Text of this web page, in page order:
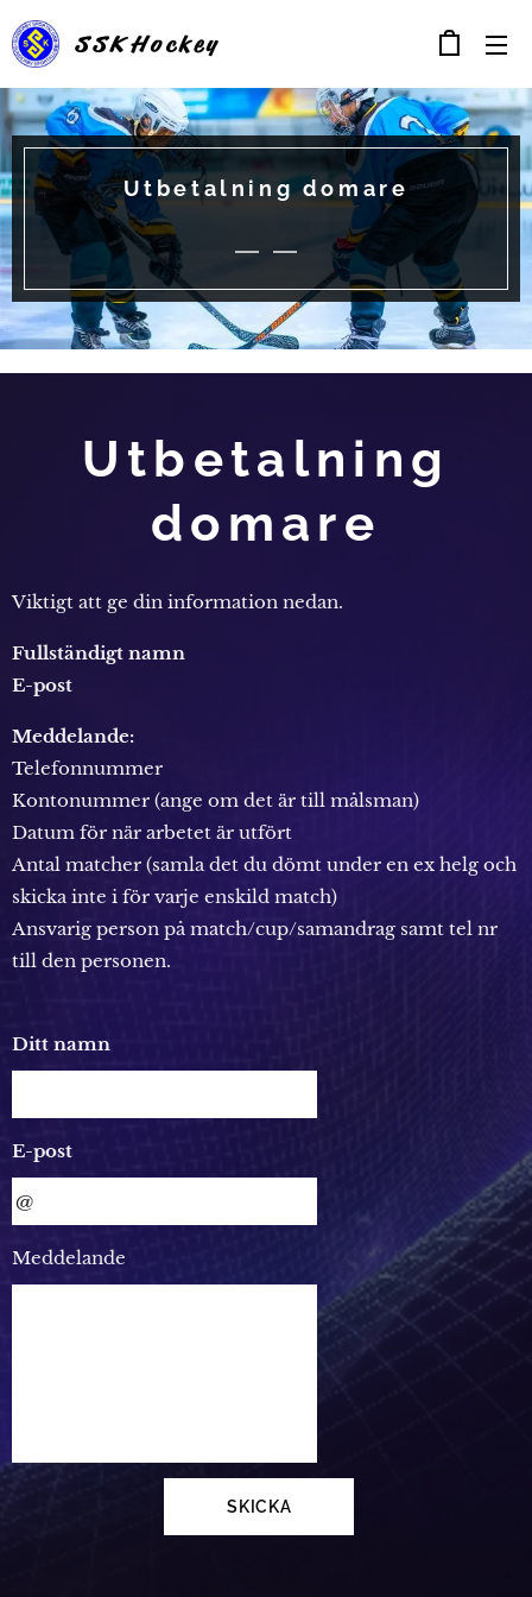
SSKHockey
Utbetalning domare
Utbetalning
domare
Viktigt att ge din information nedan.
Fullständigt namn
E-post
Meddelande:
Telefonnummer
Kontonummer (ange om det är till målsman)
Datum för när arbetet är utfört
Antal matcher (samla det du dömt under en ex helg och
skicka inte i för varje enskild match)
Ansvarig person på match/cup/samandrag samt tel nr
till den personen.
Ditt namn
E-post
Meddelande
SKICKA